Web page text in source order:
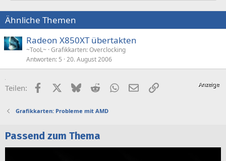
Ähnliche Themen
Radeon X850XT übertakten
~TooL~ Grafikkarten: Overclocking
Antworten 5 20. August 2006
Teilen: FacebookX (Twitter)
BlueskyRedditWhatsApp
E-MailLink
Grafikkarten: Probleme mit AMD
Passend zum Thema